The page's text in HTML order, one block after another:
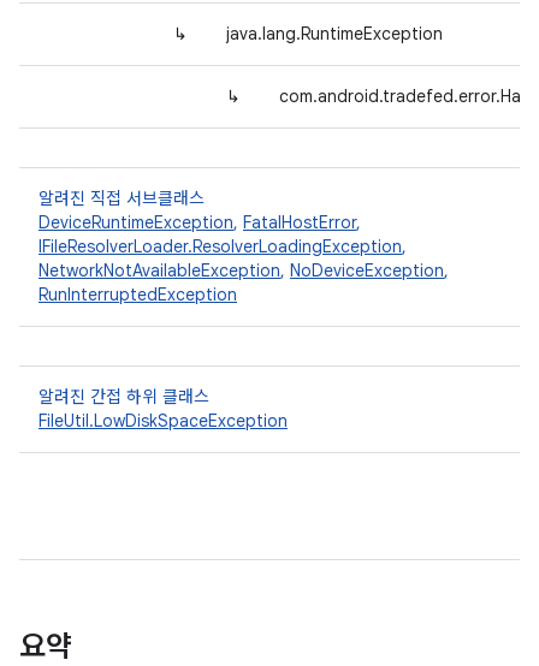
↳ java.lang.RuntimeException
↳
알려진 직접 서브클래스
DeviceRuntimeException, FatalHostError,
IFileResolverLoader.ResolverLoadingException,
NetworkNotAvailableException, NoDeviceException,
RunInterruptedException
알려진 간접 하위 클래스
FileUtil.LowDiskSpaceException
요약